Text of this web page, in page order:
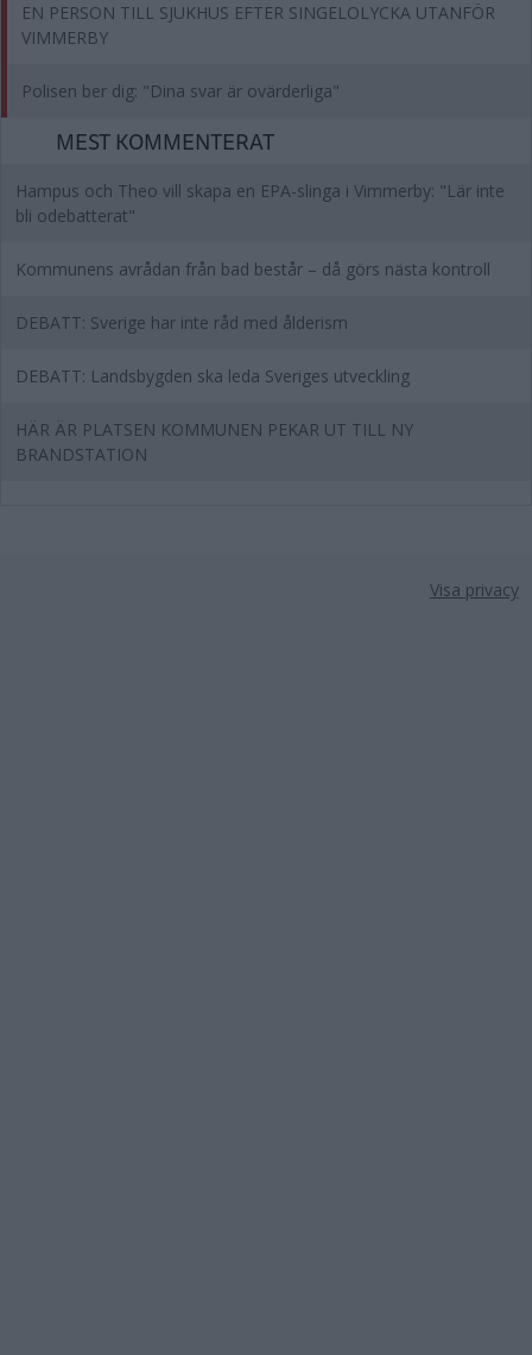
EN PERSON TILL SJUKHUS EFTER SINGELOLYCKA UTANFÖR
VIMMERBY
Polisen ber dig: "Dina svar är ovärderliga"
MEST KOMMENTERAT
Hampus och Theo vill skapa en EPA-slinga i Vimmerby: "Lär inte
bli odebatterat"
Kommunens avrådan från bad består – då görs nästa kontroll
DEBATT: Sverige har inte råd med ålderism
DEBATT: Landsbygden ska leda Sveriges utveckling
HÄR ÄR PLATSEN KOMMUNEN PEKAR UT TILL NY
BRANDSTATION
Visa privacy